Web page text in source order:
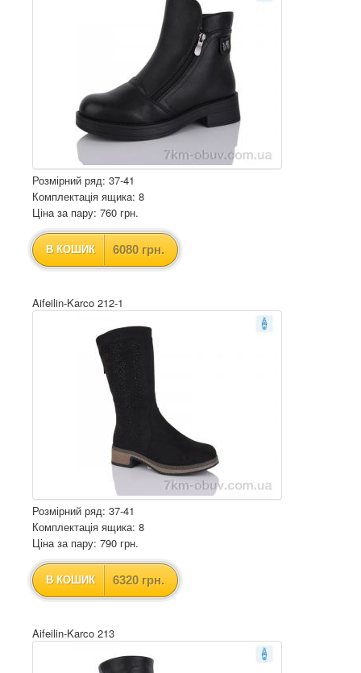
Розмірний ряд: 37-41
Комплектація ящика: 8
Ціна за пару: 760 грн.
В КОШИК 6080 грн.
Aifeilin-Karco 212-1
Розмірний ряд: 37-41
Комплектація ящика: 8
Ціна за пару: 790 грн.
В КОШИК 6320 грн.
Aifeilin-Karco 213